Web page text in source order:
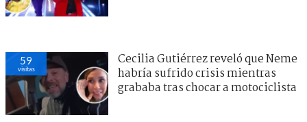
59
visitas
Cecilia Gutiérrez reveló que Neme
habría sufrido crisis mientras
grababa tras chocar a motociclista